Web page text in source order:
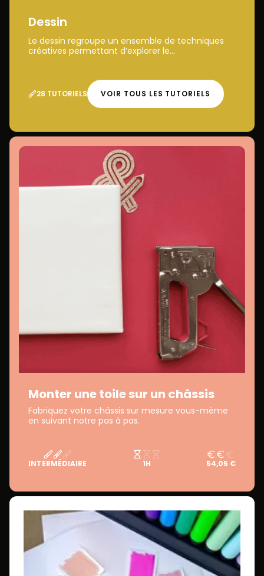
Dessin
Le dessin regroupe un ensemble de techniques
créatives permettant d’explorer le...
28 TUTORIELS VOIR TOUS LES TUTORIELS
Monter une toile sur un châssis
Fabriquez votre châssis sur mesure vous-même
en suivant notre pas à pas.
INTERMÉDIAIRE 1H 54,05 €